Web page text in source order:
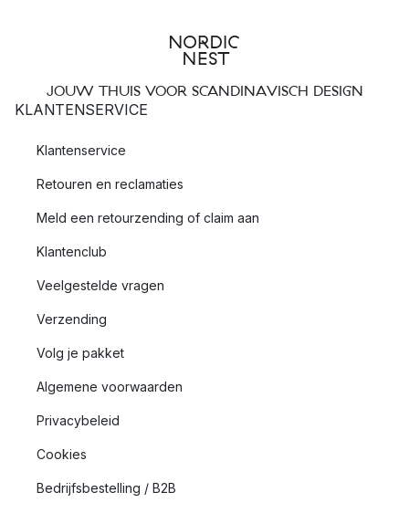
JOUW THUIS VOOR SCANDINAVISCH DESIGN
KLANTENSERVICE
Klantenservice
Retouren en reclamaties
Meld een retourzending of claim aan
Klantenclub
Veelgestelde vragen
Verzending
Volg je pakket
Algemene voorwaarden
Privacybeleid
Cookies
Bedrijfsbestelling / B2B